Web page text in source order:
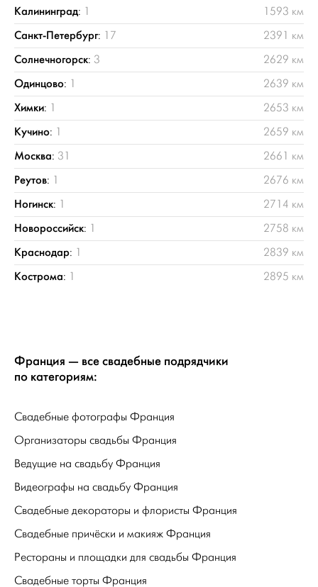
Калининград: 1 1593 км
Санкт-Петербург: 17 2391 км
Солнечногорск: 3 2629 км
Одинцово: 1 2639 км
Химки: 1 2653 км
Кучино: 1 2659 км
Москва: 31 2661 км
Реутов: 1 2676 км
Ногинск: 1 2714 км
Новороссийск: 1 2758 км
Краснодар: 1 2839 км
Кострома: 1 2895 км
Франция — все свадебные подрядчики
по категориям:
Свадебные фотографы Франция
Организаторы свадьбы Франция
Ведущие на свадьбу Франция
Видеографы на свадьбу Франция
Свадебные декораторы и флористы Франция
Свадебные причёски и макияж Франция
Рестораны и площадки для свадьбы Франция
Свадебные торты Франция